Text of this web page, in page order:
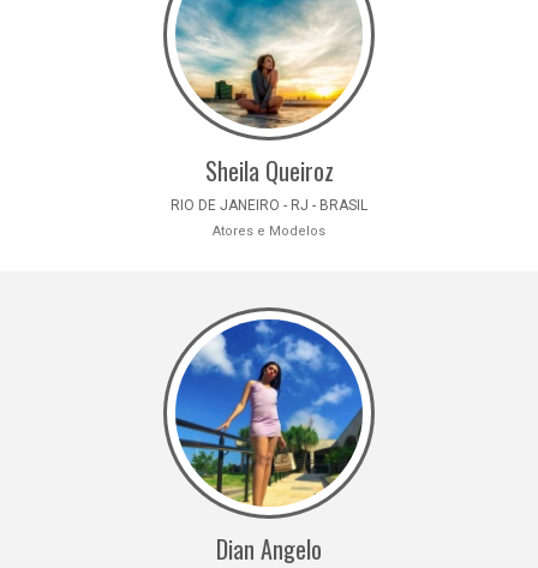
Sheila Queiroz
RIO DE JANEIRO - RJ - BRASIL
Atores e Modelos
Dian Angelo